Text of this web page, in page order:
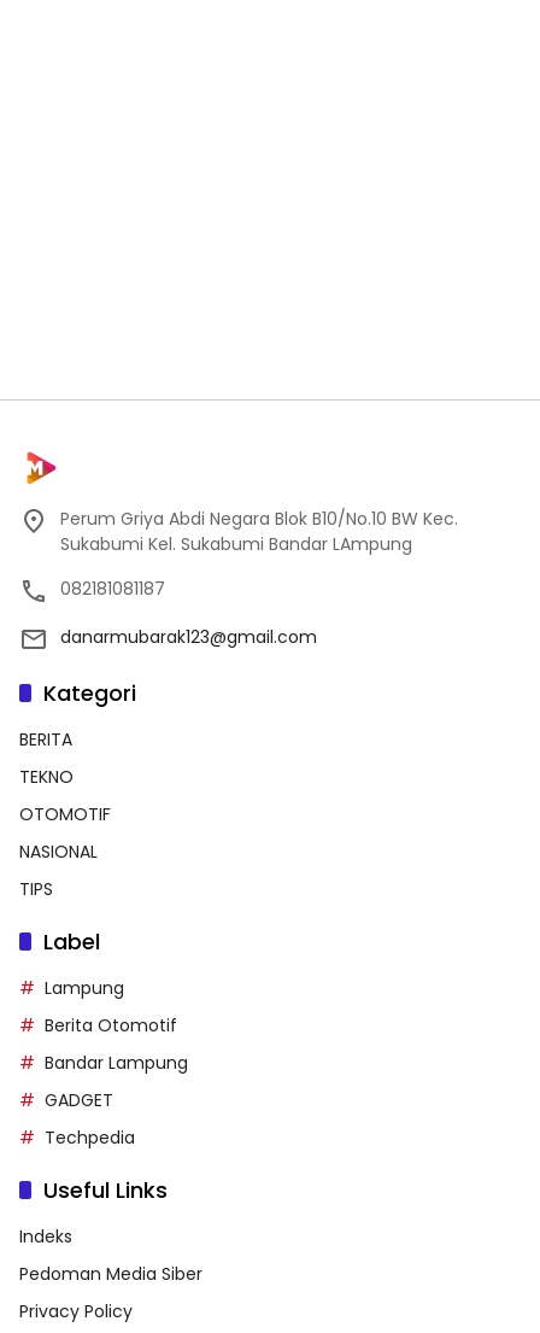
Perum Griya Abdi Negara Blok B10/No.10 BW Kec.
Sukabumi Kel. Sukabumi Bandar LAmpung
082181081187
danarmubarak123@gmail.com
Kategori
BERITA
TEKNO
OTOMOTIF
NASIONAL
TIPS
Label
Lampung
Berita Otomotif
Bandar Lampung
GADGET
Techpedia
Useful Links
Indeks
Pedoman Media Siber
Privacy Policy